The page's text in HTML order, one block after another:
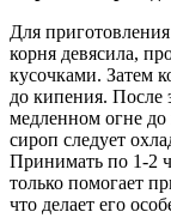
Для
корня девясила,
кусочками. Затем
до кипения. После
медленном огне
сироп следует
Принимать по 1-2
только помогает
что делает его